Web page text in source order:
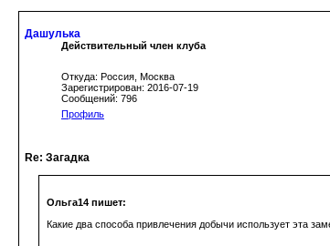
Дашулька
Действительный член клуба
Откуда: Россия, Москва
Зарегистрирован: 2016-07-19
Сообщений: 796
Профиль
Re: Загадка
Ольга14 пишет:
Какие два способа привлечения добычи использует эта